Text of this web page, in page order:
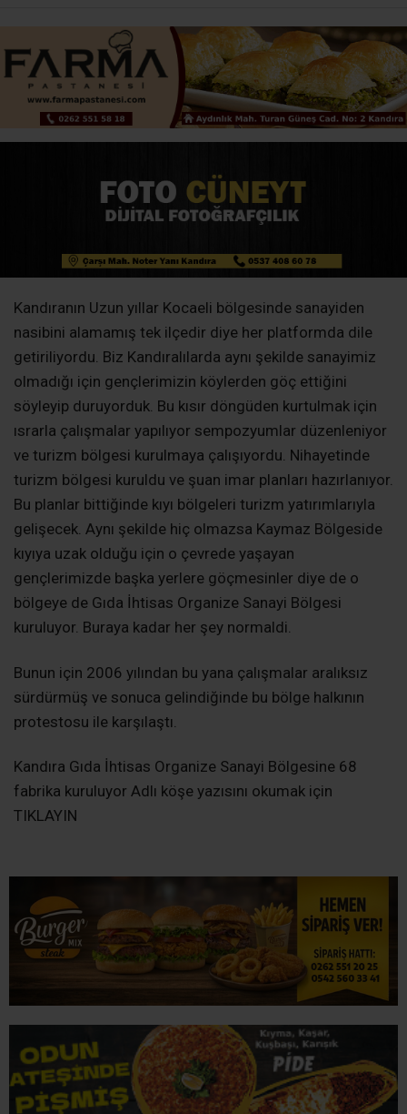
Kandıranın Uzun yıllar Kocaeli bölgesinde sanayiden
nasibini alamamış tek ilçedir diye her platformda dile
getiriliyordu. Biz Kandıralılarda aynı şekilde sanayimiz
olmadığı için gençlerimizin köylerden göç ettiğini
söyleyip duruyorduk. Bu kısır döngüden kurtulmak için
ısrarla çalışmalar yapılıyor sempozyumlar düzenleniyor
ve turizm bölgesi kurulmaya çalışıyordu. Nihayetinde
turizm bölgesi kuruldu ve şuan imar planları hazırlanıyor.
Bu planlar bittiğinde kıyı bölgeleri turizm yatırımlarıyla
gelişecek. Aynı şekilde hiç olmazsa Kaymaz Bölgeside
kıyıya uzak olduğu için o çevrede yaşayan
gençlerimizde başka yerlere göçmesinler diye de o
bölgeye de Gıda İhtisas Organize Sanayi Bölgesi
kuruluyor. Buraya kadar her şey normaldi.
Bunun için 2006 yılından bu yana çalışmalar aralıksız
sürdürmüş ve sonuca gelindiğinde bu bölge halkının
protestosu ile karşılaştı.
Kandıra Gıda İhtisas Organize Sanayi Bölgesine 68
fabrika kuruluyor Adlı köşe yazısını okumak için
TIKLAYIN